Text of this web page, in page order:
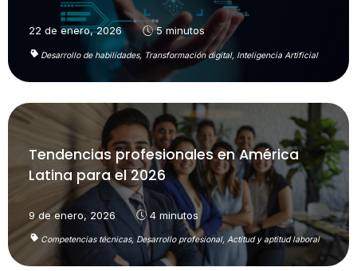
22 de enero, 2026 5 minutos
Desarrollo de habilidades, Transformación digital, Inteligencia Artificial
Tendencias profesionales en América
Latina para el 2026
9 de enero, 2026 4 minutos
Competencias técnicas, Desarrollo profesional, Actitud y aptitud laboral